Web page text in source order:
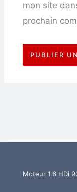
mon site
prochain
Moteur 1.6 HDi